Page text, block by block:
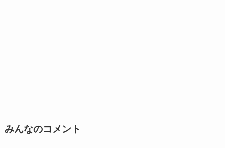
みんなのコメント